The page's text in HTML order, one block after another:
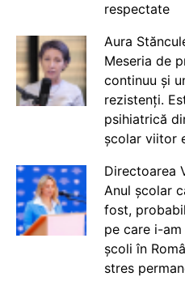
respectate
Aura
Meseria de
continuu și
rezistenți.
psihiatrică
școlar viitor
Directoarea
Anul școlar
fost,
pe care i-
școli în
stres